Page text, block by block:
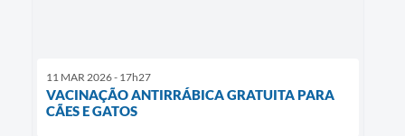
11 MAR 2026 - 17h27
VACINAÇÃO ANTIRRÁBICA GRATUITA PARA
CÃES E GATOS